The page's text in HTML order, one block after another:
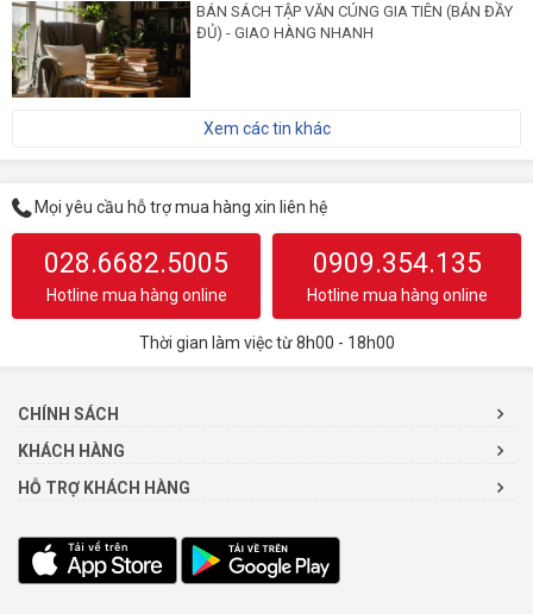
BÁN SÁCH TẬP VĂN CÚNG GIA TIÊN (BẢN ĐẦY
ĐỦ) - GIAO HÀNG NHANH
Xem các tin khác
Mọi yêu cầu hỗ trợ mua hàng xin liên hệ
028.6682.5005
Hotline mua hàng online
0909.354.135
Hotline mua hàng online
Thời gian làm việc từ 8h00 - 18h00
CHÍNH SÁCH
KHÁCH HÀNG
HỖ TRỢ KHÁCH HÀNG